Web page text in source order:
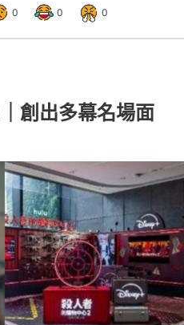
0 0 0
創出多幕名場面